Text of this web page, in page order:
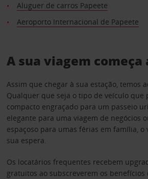
Aluguer de carros Papeete
Aeroporto Internacional de Papeete
A sua viagem começa
Assim que chegar à sua estação, temos
Qualquer que seja o tipo de veículo que
compacto engraçado para um passeio
elegante para uma viagem de negócios
espaçoso para umas férias em família,
sua espera.
Os locatários frequentes recebem
gratuitos ao subscreverem os benefícios